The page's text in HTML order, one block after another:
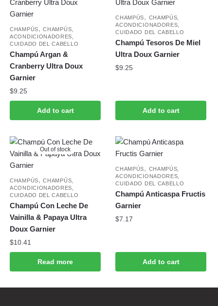
CHAMPÚS,CHAMPÚS,
ACONDICIONADORES,
CUIDADO DEL CABELLO
Champú Argan &
Cranberry Ultra Doux
Garnier
$9.25
Add to cart
CHAMPÚS, CHAMPÚS,
ACONDICIONADORES,
CUIDADO DEL CABELLO
Champú Tesoros De Miel
Ultra Doux Garnier
$9.25
Add to cart
Out of stock
CHAMPÚS,CHAMPÚS,
ACONDICIONADORES,
CUIDADO DEL CABELLO
Champú Con Leche De
Vainilla & Papaya Ultra
Doux Garnier
$10.41
Read more
CHAMPÚS, CHAMPÚS,
ACONDICIONADORES,
CUIDADO DEL CABELLO
Champú Anticaspa Fructis
Garnier
$7.17
Add to cart